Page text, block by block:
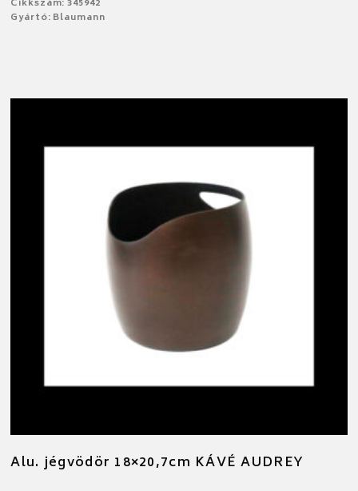
Cikkszám: 345942
Gyártó: Blaumann
Alu. jégvödör 18×20,7cm KÁVÉ AUDREY